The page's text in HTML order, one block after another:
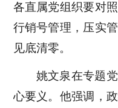
各直属党组织要对
行销号管理，压实
见底清零。
姚文泉在专题
心要义 。他强调，